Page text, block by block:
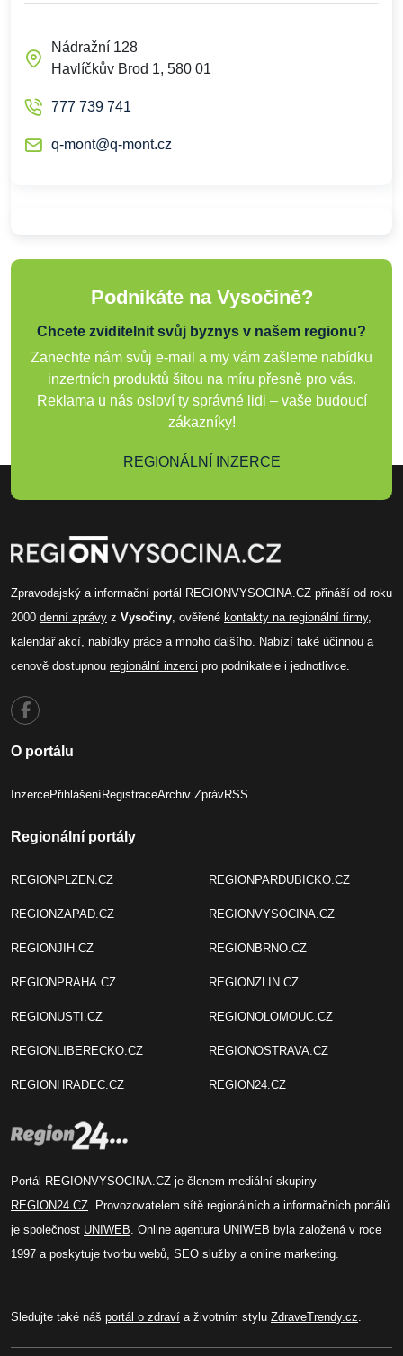
Nádražní 128
Havlíčkův Brod 1, 580 01
777 739 741
q-mont@q-mont.cz
Podnikáte na Vysočině?
Chcete zviditelnit svůj byznys v našem regionu?
Zanechte nám svůj e-mail a my vám zašleme nabídku
inzertních produktů šitou na míru přesně pro vás.
Reklama u nás osloví ty správné lidi – vaše budoucí
zákazníky!
REGIONÁLNÍ INZERCE
Zpravodajský a informační portál REGIONVYSOCINA.CZ přináší od roku
2000 denní zprávy z Vysočiny , ověřené kontakty na regionální firmy,
kalendář akcí nabídky práce a mnoho dalšího. Nabízí také účinnou a
cenově dostupnou regionální inzerci pro podnikatele i jednotlivce.
O portálu
InzercePřihlášeníRegistraceArchiv ZprávRSS
Regionální portály
REGIONPLZEN.CZ
REGIONZAPAD.CZ
REGIONJIH.CZ
REGIONPRAHA.CZ
REGIONUSTI.CZ
REGIONLIBERECKO.CZ
REGIONHRADEC.CZ
REGIONPARDUBICKO.CZ
REGIONVYSOCINA.CZ
REGIONBRNO.CZ
REGIONZLIN.CZ
REGIONOLOMOUC.CZ
REGIONOSTRAVA.CZ
REGION24.CZ
Portál REGIONVYSOCINA.CZ je členem mediální skupiny
REGION24.CZ . Provozovatelem sítě regionálních a informačních portálů
je společnost UNIWEB . Online agentura UNIWEB byla založená v roce
1997 a poskytuje tvorbu webů, SEO služby a online marketing.
Sledujte také náš portál o zdraví a životním stylu ZdraveTrendy.cz